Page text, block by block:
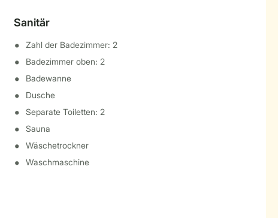
Sanitär
Zahl der Badezimmer: 2
Badezimmer oben: 2
Badewanne
Dusche
Separate Toiletten: 2
Sauna
Wäschetrockner
Waschmaschine